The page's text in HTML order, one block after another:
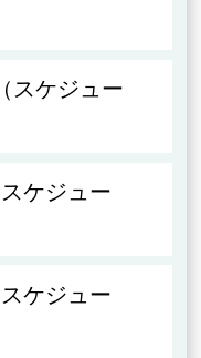
スケジュー
ケジュー
ケジュー